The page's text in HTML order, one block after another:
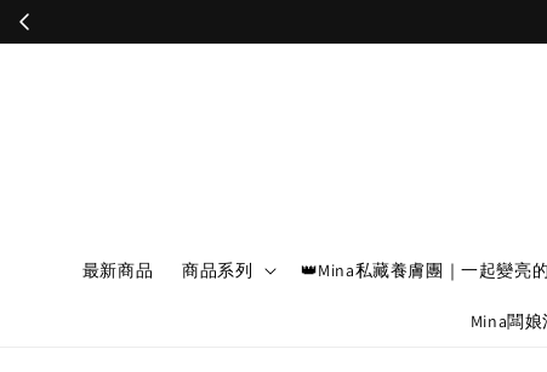
最新商品 商品系列 👑Mina私藏養膚團｜一起變亮
Mina闆